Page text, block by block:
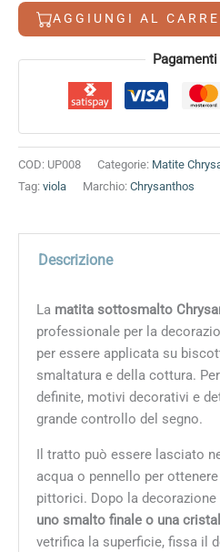
Chrysanthos
viola
AGGIUNGI AL
COD: UP008 Categorie: Matite
Tag: viola Marchio: Chrysanthos
Descrizione
La matita sottosmalto
professionale per la
per essere applicata su
smaltatura e della cottura.
definite, motivi decorativi e
grande controllo del segno.
Il tratto può essere lasciato
acqua o pennello per
pittorici. Dopo la decorazione
uno smalto finale o una
vetrifica la superficie, fissa il